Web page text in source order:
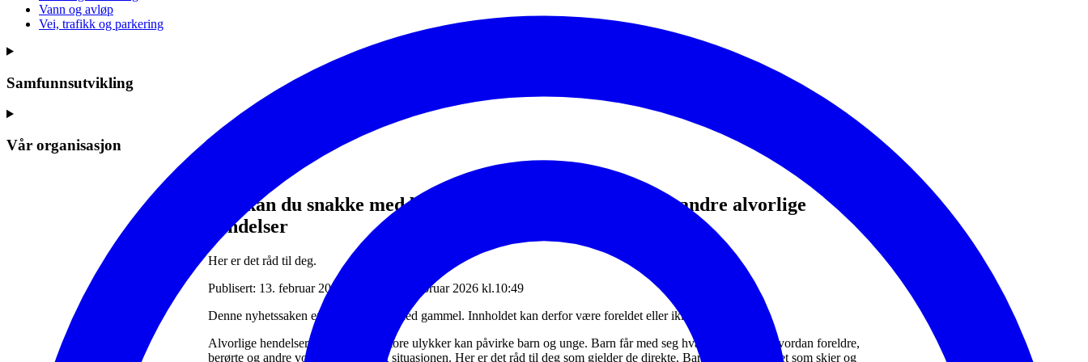
Vann og avløp
Vei, trafikk og parkering
Samfunnsutvikling
Vår organisasjon
Slik kan du snakke med barn og unge om krig, terror og andre alvorlige
hendelser
Her er det råd til deg.
Publisert: 13. februar 2024 | Endret: 24. februar 2026 kl.10:49
Denne nyhetssaken er mer enn en måned gammel. Innholdet kan derfor være foreldet eller ikke oppdatert.
Alvorlige hendelser som krig eller store ulykker kan påvirke barn og unge. Barn får med seg hva som skjer og hvordan foreldre,
berørte og andre voksne er påvirket situasjonen. Her er det råd til deg som gjelder de direkte. Barn får med seg det som skjer og